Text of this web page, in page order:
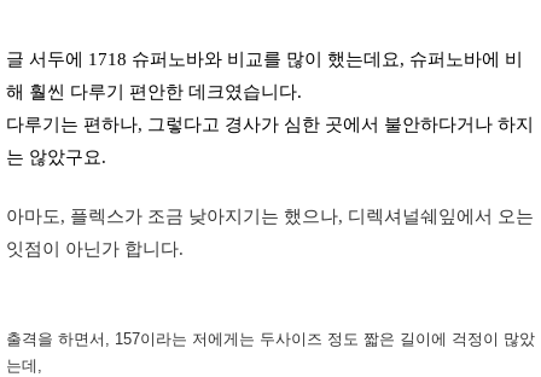
글 서두에 1718 슈퍼노바와 비교를 많이 했는데요, 슈퍼노바에 비
해 훨씬 다루기 편안한 데크였습니다.
다루기는 편하나, 그렇다고 경사가 심한 곳에서 불안하다거나 하지
는 않았구요.
아마도, 플렉스가 조금 낮아지기는 했으나, 디렉셔널쉐잎에서 오는
잇점이 아닌가 합니다.
출격을 하면서, 157이라는 저에게는 두사이즈 정도 짧은 길이에 걱정이 많았
는데,